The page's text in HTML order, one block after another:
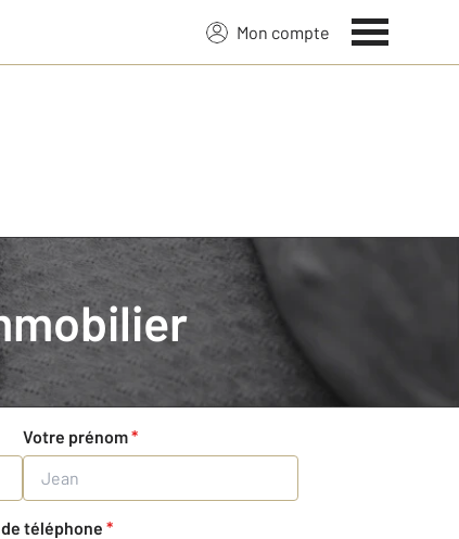
Mon compte
Votre prénom*
téléphone *